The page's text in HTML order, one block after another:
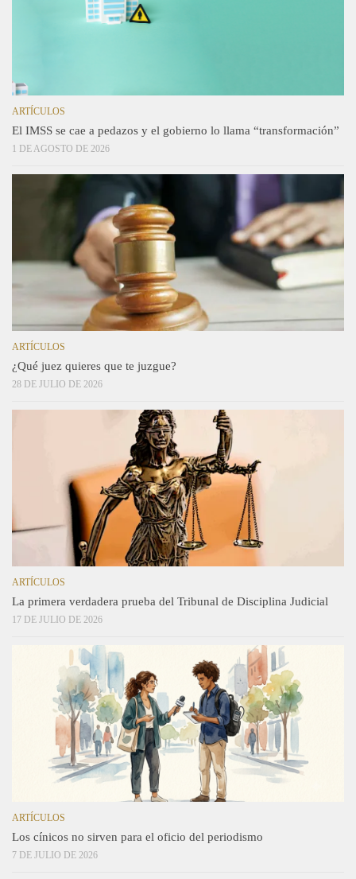
ARTÍCULOS
El IMSS se cae a pedazos y el gobierno lo llama “transformación”
1 DE AGOSTO DE 2026
ARTÍCULOS
¿Qué juez quieres que te juzgue?
28 DE JULIO DE 2026
ARTÍCULOS
La primera verdadera prueba del Tribunal de Disciplina Judicial
17 DE JULIO DE 2026
ARTÍCULOS
Los cínicos no sirven para el oficio del periodismo
7 DE JULIO DE 2026